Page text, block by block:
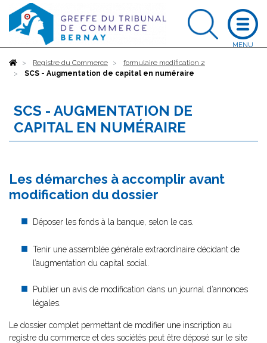
AccueilRegistre du Commerce
formulaire modification 2
SCS - Augmentation de capital en numéraire
SCS - AUGMENTATION DE
CAPITAL EN NUMÉRAIRE
Les démarches à accomplir avant
modification du dossier
Déposer les fonds à la banque, selon le cas.
Tenir une assemblée générale extraordinaire décidant de
l’augmentation du capital social.
Publier un avis de modification dans un journal d’annonces
légales.
Le dossier complet permettant de modifier une inscription au
registre du commerce et des sociétés peut être déposé sur le site